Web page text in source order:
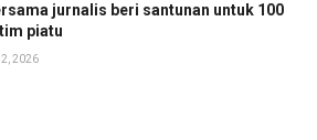
jurnalis beri santunan untuk 100
piatu
2026